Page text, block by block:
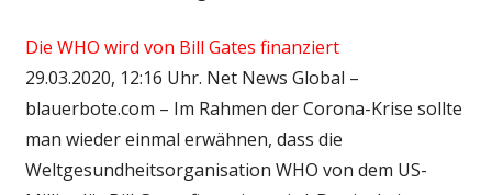
Die WHO wird von Bill Gates finanziert
29.03.2020, 12:16 Uhr. Net News Global –
blauerbote.com – Im Rahmen der Corona-Krise sollte
man wieder einmal erwähnen, dass die
Weltgesundheitsorganisation WHO von dem US-